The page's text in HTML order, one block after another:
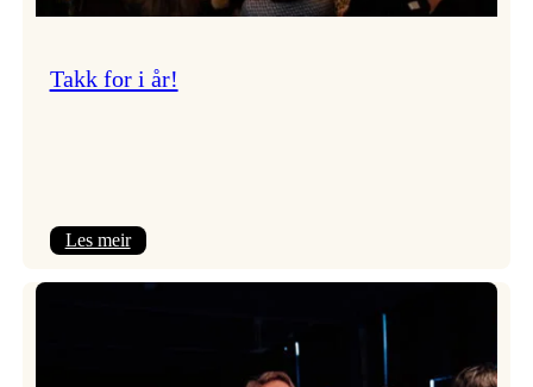
Takk for i år!
Les meir: